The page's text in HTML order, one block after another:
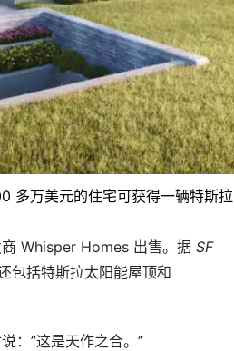
多万美元的住宅可获得一辆特斯拉
Whisper Homes 出售。据 SF
包括特斯拉太阳能屋顶和
：”这是天作之合。”